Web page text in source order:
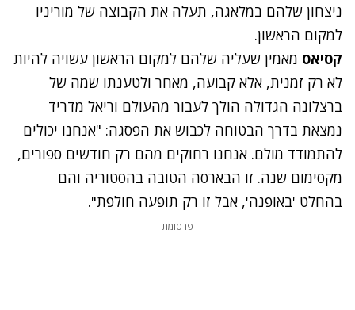
ניצחון שלהם במלאגה, תעלה את הקבוצה של מוריניו
למקום הראשון.
קסיאס מאמין שעליה שלהם למקום הראשון עשויה להיות
לא רק זמנית, אלא קבועה, מאחר ולטענתו שמה של
ברצלונה הגדולה הולך לעבור מהעולם וריאל מדריד
נמצאת בדרך הבטוחה לכבוש את הפסגה: "אנחנו יכולים
להתמודד מולם. אנחנו רחוקים מהם רק חודשים ספורים,
מקסימום שנה. זו הבארסה הטובה בהסטוריה והם
בהחלט 'באופנה', אבל זו רק תופעה חולפת".
פרסומת